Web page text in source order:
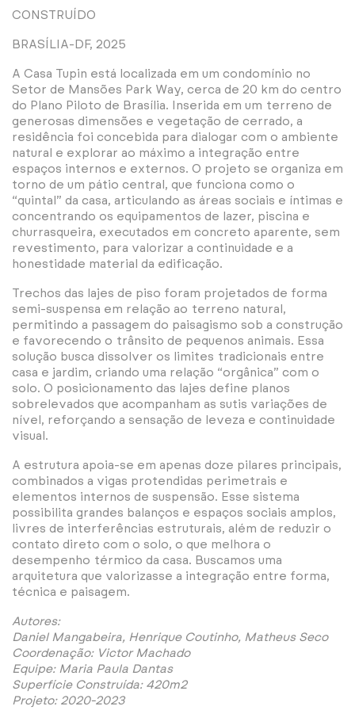
CONSTRUÍDO
BRASÍLIA-DF, 2025
A Casa Tupin está localizada em um condomínio no
Setor de Mansões Park Way, cerca de 20 km do centro
do Plano Piloto de Brasília. Inserida em um terreno de
generosas dimensões e vegetação de cerrado, a
residência foi concebida para dialogar com o ambiente
natural e explorar ao máximo a integração entre
espaços internos e externos. O projeto se organiza em
torno de um pátio central, que funciona como o
“quintal” da casa, articulando as áreas sociais e íntimas e
concentrando os equipamentos de lazer, piscina e
churrasqueira, executados em concreto aparente, sem
revestimento, para valorizar a continuidade e a
honestidade material da edificação.
Trechos das lajes de piso foram projetados de forma
semi-suspensa em relação ao terreno natural,
permitindo a passagem do paisagismo sob a construção
e favorecendo o trânsito de pequenos animais. Essa
solução busca dissolver os limites tradicionais entre
casa e jardim, criando uma relação “orgânica” com o
solo. O posicionamento das lajes define planos
sobrelevados que acompanham as sutis variações de
nível, reforçando a sensação de leveza e continuidade
visual.
A estrutura apoia-se em apenas doze pilares principais,
combinados a vigas protendidas perimetrais e
elementos internos de suspensão. Esse sistema
possibilita grandes balanços e espaços sociais amplos,
livres de interferências estruturais, além de reduzir o
contato direto com o solo, o que melhora o
desempenho térmico da casa. Buscamos uma
arquitetura que valorizasse a integração entre forma,
técnica e paisagem.
Autores:
Daniel Mangabeira, Henrique Coutinho, Matheus Seco
Coordenação: Victor Machado
Equipe: Maria Paula Dantas
Superfície Construída: 420m2
Projeto: 2020-2023